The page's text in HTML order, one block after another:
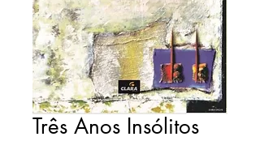
Três Anos Insólitos